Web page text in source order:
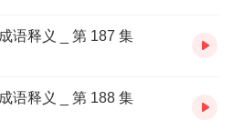
语释义 _ 第 187 集
语释义 _ 第 188 集